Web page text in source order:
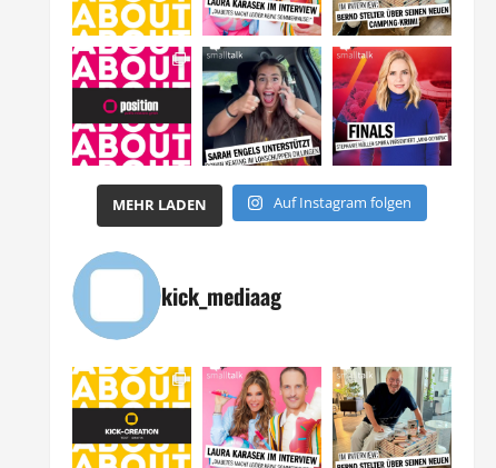
MEHR LADEN Auf Instagram folgen
kick_mediaag